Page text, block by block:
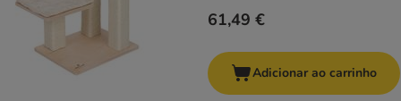
61,49 €
Adicionar ao carrinho